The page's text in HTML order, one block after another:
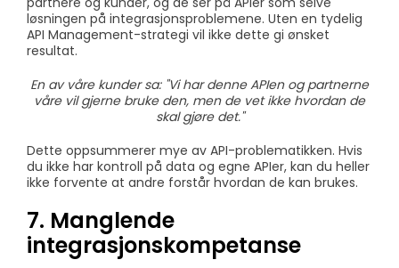
løsningen på integrasjonsproblemene. Uten en tydelig
API Management-strategi vil ikke dette gi ønsket
resultat.
En av våre kunder sa: "Vi har denne APIen og partnerne
våre vil gjerne bruke den, men de vet ikke hvordan de
skal gjøre det."
Dette oppsummerer mye av API-problematikken. Hvis
du ikke har kontroll på data og egne APIer, kan du heller
ikke forvente at andre forstår hvordan de kan brukes.
7. Manglende
integrasjonskompetanse